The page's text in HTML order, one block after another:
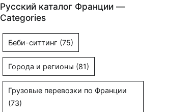
Русский каталог Франции —
Categories
Беби-ситтинг (75)
Города и регионы (81)
Грузовые перевозки по Франции
(73)